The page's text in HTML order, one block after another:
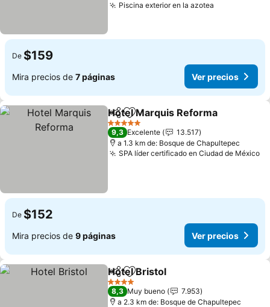
Piscina exterior en la azotea
De $159
Mira precios de 7 páginas Ver precios
CompartirAgregar a favoritos
Hotel Marquis Reforma
5 Estrellas
9,3 Excelente
13.517
a 1.3 km de: Bosque de Chapultepec
SPA líder certificado en Ciudad de México
De $152
Mira precios de 9 páginas Ver precios
CompartirAgregar a favoritos
Hotel Bristol
4 Estrellas
8,3 Muy bueno
7.953
a 2.3 km de: Bosque de Chapultepec